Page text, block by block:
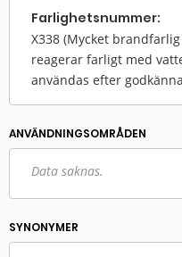
Farlighets­nummer:
X338 (Mycket
reagerar farligt med
användas efter
ANVÄNDNINGS­OMRÅDEN
Data saknas.
SYNONYMER